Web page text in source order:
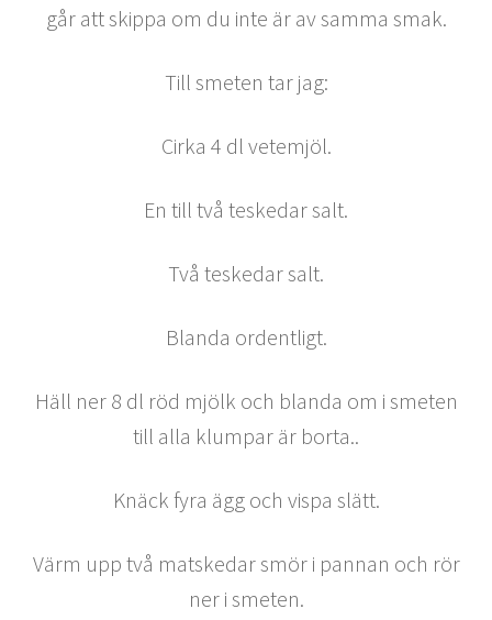
går att skippa om du inte är av samma smak.
Till smeten tar jag:
Cirka 4 dl vetemjöl.
En till två teskedar salt.
Två teskedar salt.
Blanda ordentligt.
Häll ner 8 dl röd mjölk och blanda om i smeten
till alla klumpar är borta..
Knäck fyra ägg och vispa slätt.
Värm upp två matskedar smör i pannan och rör
ner i smeten.